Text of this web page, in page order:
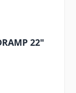
22"